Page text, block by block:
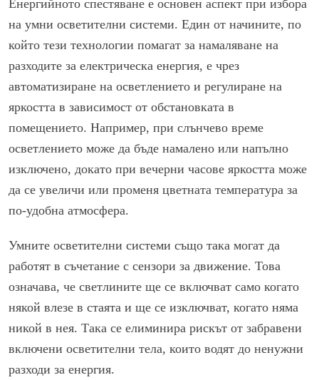
Енергийното спестяване е основен аспект при избора
на умни осветителни системи. Един от начините, по
който тези технологии помагат за намаляване на
разходите за електрическа енергия, е чрез
автоматизиране на осветлението и регулиране на
яркостта в зависимост от обстановката в
помещението. Например, при слънчево време
осветлението може да бъде намалено или напълно
изключено, докато при вечерни часове яркостта може
да се увеличи или променя цветната температура за
по-удобна атмосфера.
Умните осветителни системи също така могат да
работят в съчетание с сензори за движение. Това
означава, че светлините ще се включват само когато
някой влезе в стаята и ще се изключват, когато няма
никой в нея. Така се елиминира рискът от забравени
включени осветителни тела, които водят до ненужни
разходи за енергия.